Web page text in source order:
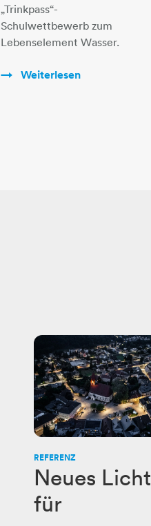
„Trinkpass“-
Schulwettbewerb zum
Lebenselement Wasser.
Weiterlesen
REFERENZ
Neues Licht
für